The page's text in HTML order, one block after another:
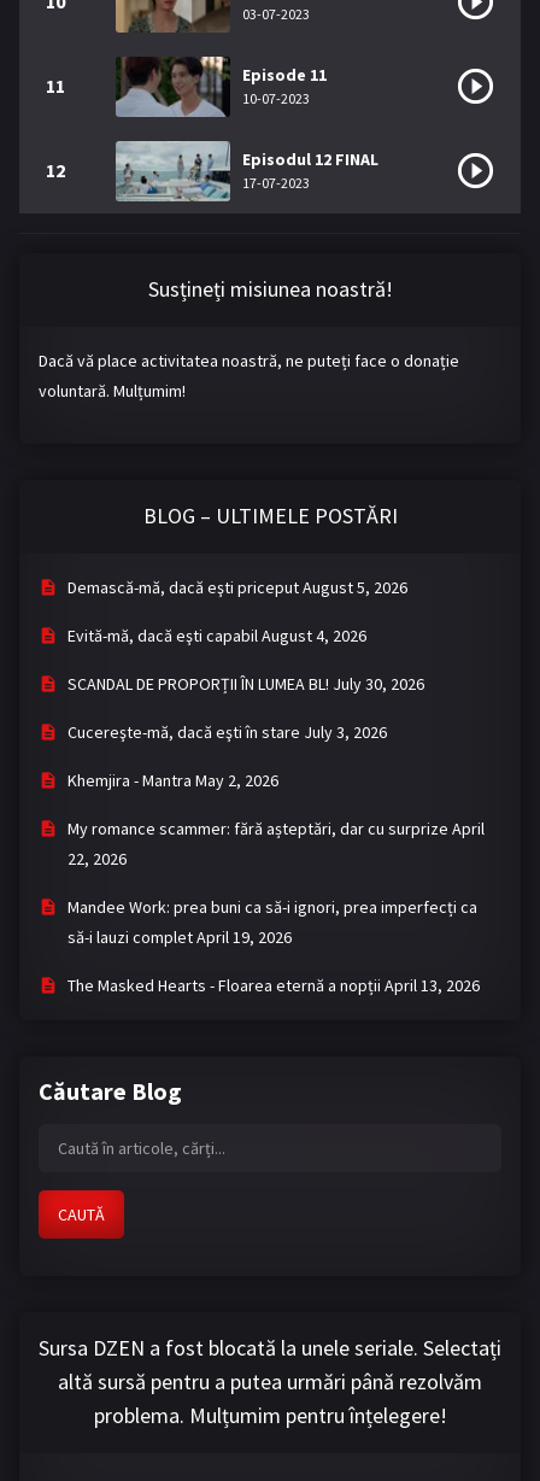
03-07-2023
11 Episode 11
10-07-2023
12 Episodul 12 FINAL
17-07-2023
Susțineți misiunea noastră!
Dacă vă place activitatea noastră, ne puteți face o donație
voluntară. Mulțumim!
BLOG – ULTIMELE POSTĂRI
Demască-mă, dacă eşti priceputAugust 5, 2026
Evită-mă, dacă eşti capabilAugust 4, 2026
SCANDAL DE PROPORȚII ÎN LUMEA BL! July 30, 2026
Cucereşte-mă, dacă eşti în stare July 3, 2026
Khemjira - Mantra May 2, 2026
My romance scammer: fără așteptări, dar cu surprize April
22, 2026
Mandee Work: prea buni ca să-i ignori, prea imperfecți ca
să-i lauzi completApril 19, 2026
The Masked Hearts - Floarea eternă a nopții April 13, 2026
Căutare Blog
CAUTĂ
Sursa DZEN a fost blocată la unele seriale. Selectați
altă sursă pentru a putea urmări până rezolvăm
problema. Mulțumim pentru înțelegere!